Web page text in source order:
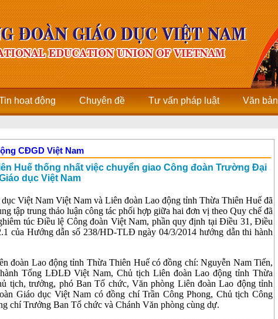
hoạt động Chuyên đề Tư vấn pháp luật Văn bản
CĐGD Việt Nam
Huế thống nhất việc chuyển giao Công đoàn Trường Đại
dục Việt Nam
Việt Nam Việt Nam và Liên đoàn Lao động tỉnh Thừa Thiên Huế đã
tập trung thảo luận công tác phối hợp giữa hai đơn vị theo Quy chế đã
túc Điều lệ Công đoàn Việt Nam, phần quy định tại Điều 31, Điều
của Hướng dẫn số 238/HD-TLĐ ngày 04/3/2014 hướng dẫn thi hành
đoàn Lao động tỉnh Thừa Thiên Huế có đồng chí: Nguyễn Nam Tiến,
Tổng LĐLĐ Việt Nam, Chủ tịch Liên đoàn Lao động tỉnh Thừa
tịch, trưởng, phó Ban Tổ chức, Văn phòng Liên đoàn Lao động tỉnh
Giáo dục Việt Nam có đồng chí Trần Công Phong, Chủ tịch Công
chí Trưởng Ban Tổ chức và Chánh Văn phòng cùng dự.